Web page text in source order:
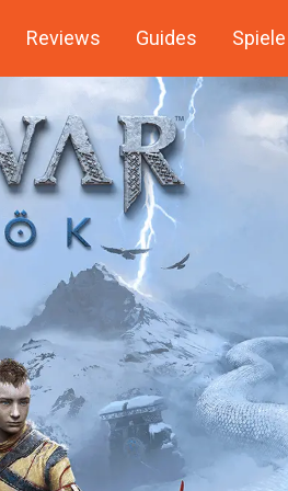
Reviews Guides Spiele